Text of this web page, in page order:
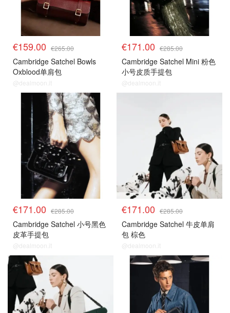
€159.00 €265.00
Cambridge Satchel Bowls
Oxblood单肩包
@dealmoon.it
€171.00 €285.00
Cambridge Satchel Mini 粉色
小号皮质手提包
@dealmoon.it
€171.00 €285.00
Cambridge Satchel 小号黑色
皮革手提包
@dealmoon.it
€171.00 €285.00
Cambridge Satchel 牛皮单肩
包 棕色
@dealmoon.it